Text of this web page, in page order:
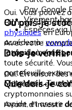
Pay, Google
Virement
Espèces via
Oui. Vous pouvez
Bitnovo,
physiquesen
accédez à :
le rapidement et
Où puis-je
Avec votre
intégré où vous
toute sécurité.
portefeuille
MetaMask, Trust
Dois-je
Oui. En raison
obligatoire de
cryptomonnaies
rapide, et assure
Que dois-je
Avant d'investir